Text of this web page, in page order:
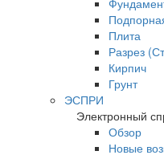
Плита
Разрез
Кирпич
Грунт
ЭСПРИ
Электронный
Обзор
Новые